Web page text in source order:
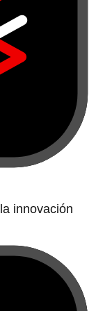
innovación